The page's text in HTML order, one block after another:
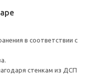
в соответствии с
стенкам из ДСП